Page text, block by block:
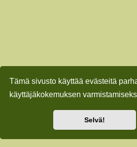
Tämä sivusto käyttää evästeitä
käyttäjäkokemuksen
Selvä!